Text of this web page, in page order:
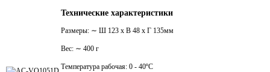
Технические характеристики
Размеры: ∼ Ш 123 x В 48 x Г 135мм
Вес: ∼ 400 г
Температура рабочая: 0 - 40ºC